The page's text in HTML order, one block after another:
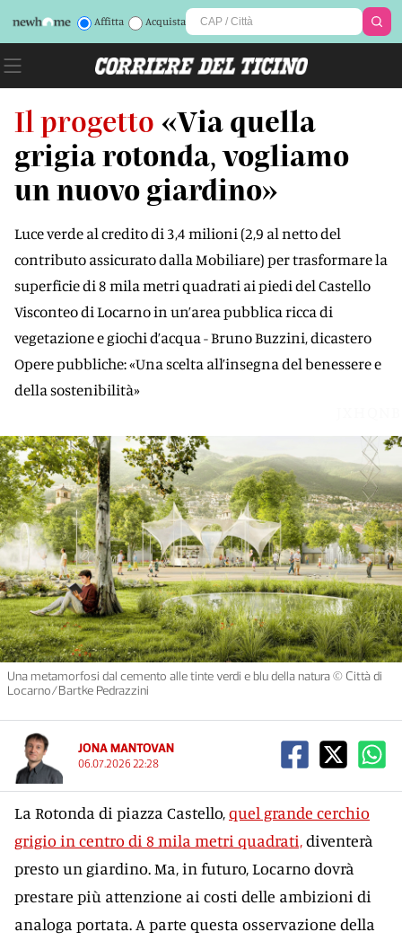
Affitta Acquista
Il progetto «Via quella
grigia rotonda, vogliamo
un nuovo giardino»
Luce verde al credito di 3,4 milioni (2,9 al netto del
contributo assicurato dalla Mobiliare) per trasformare la
superficie di 8 mila metri quadrati ai piedi del Castello
Visconteo di Locarno in un’area pubblica ricca di
vegetazione e giochi d’acqua - Bruno Buzzini, dicastero
Opere pubbliche: «Una scelta all’insegna del benessere e
della sostenibilità»
Una metamorfosi dal cemento alle tinte verdi e blu della natura © Città di
Locarno/Bartke Pedrazzini
JONA MANTOVAN
06.07.2026 22:28
La Rotonda di piazza Castello,quel grande cerchio
grigio in centro di 8 mila metri quadrati,diventerà
presto un giardino. Ma, in futuro, Locarno dovrà
prestare più attenzione ai costi delle ambizioni di
analoga portata. A parte questa osservazione della